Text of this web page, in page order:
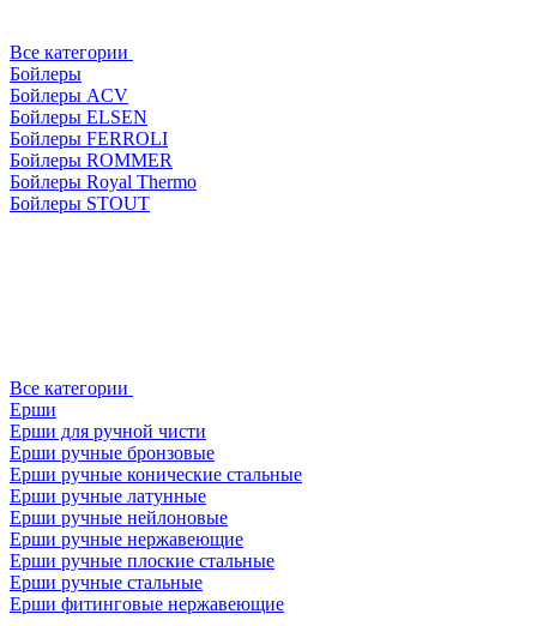
Все категории
Бойлеры
Бойлеры ACV
Бойлеры ELSEN
Бойлеры FERROLI
Бойлеры ROMMER
Бойлеры Royal Thermo
Бойлеры STOUT
Все категории
Ерши
Ерши для ручной чисти
Ерши ручные бронзовые
Ерши ручные конические стальные
Ерши ручные латунные
Ерши ручные нейлоновые
Ерши ручные нержавеющие
Ерши ручные плоские стальные
Ерши ручные стальные
Ерши фитинговые нержавеющие